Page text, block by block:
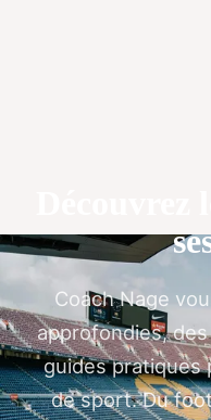
Coach Nage
approfondies,
guides pratiques
de sport. Du